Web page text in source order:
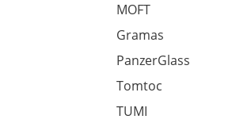
MOFT
Gramas
PanzerGlass
Tomtoc
TUMI